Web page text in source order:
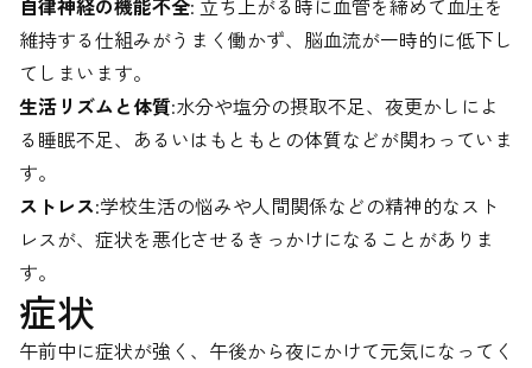
自律神経の機能不全: 立ち上がる時に血管を締めて血圧を
維持する仕組みがうまく働かず、脳血流が一時的に低下し
てしまいます。
生活リズムと体質:水分や塩分の摂取不足、夜更かしによ
る睡眠不足、あるいはもともとの体質などが関わっていま
す。
ストレス:学校生活の悩みや人間関係などの精神的なスト
レスが、症状を悪化させるきっかけになることがありま
す。
症状
午前中に症状が強く、午後から夜にかけて元気になってく